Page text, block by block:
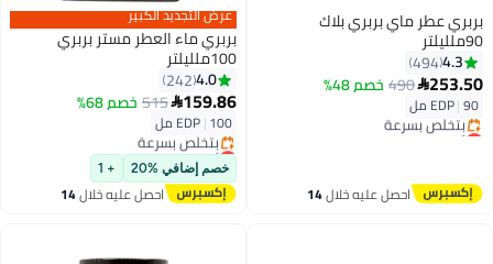
بربري عطر ماي بربري بلاك
90ملليلتر
4.3
494
253.50
490 خصم 48%
EDP|90 مل
أقل سعر في 7 يوم
توصيل مجاني
أقل سعر في 7 يوم
احصل عليه خلال14
عرض التجديد الكبير
بربري ماء العطر مستر بربري
100ملليلتر
4.0
242
159.86
515 خصم 68%
EDP|100 مل
أقل سعر في السنة
توصيل مجاني
بتخلّص بسرعة
أقل سعر في السنة
خصم إضافي %20 + 1
احصل عليه خلال14